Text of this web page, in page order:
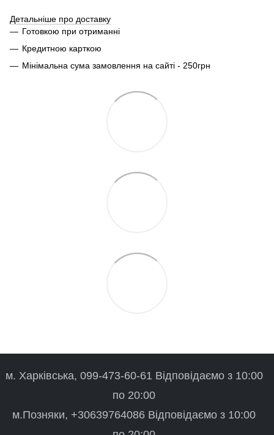
Детальніше про доставку
Готовкою при отриманні
Кредитною карткою
Мінімальна сума замовлення на сайті - 250грн
м. Харківська, 099-473-60-61 Відповідаємо з 10:00
по 20:00
м.Позняки, +30639764086 Відповідаємо з 10:00